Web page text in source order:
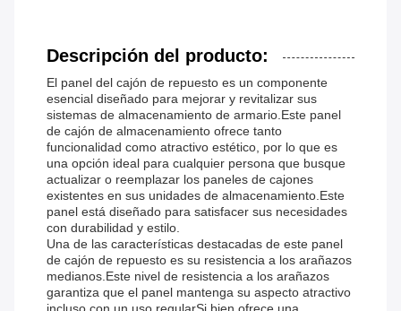
Descripción del producto:
El panel del cajón de repuesto es un componente
esencial diseñado para mejorar y revitalizar sus
sistemas de almacenamiento de armario.Este panel
de cajón de almacenamiento ofrece tanto
funcionalidad como atractivo estético, por lo que es
una opción ideal para cualquier persona que busque
actualizar o reemplazar los paneles de cajones
existentes en sus unidades de almacenamiento.Este
panel está diseñado para satisfacer sus necesidades
con durabilidad y estilo.
Una de las características destacadas de este panel
de cajón de repuesto es su resistencia a los arañazos
medianos.Este nivel de resistencia a los arañazos
garantiza que el panel mantenga su aspecto atractivo